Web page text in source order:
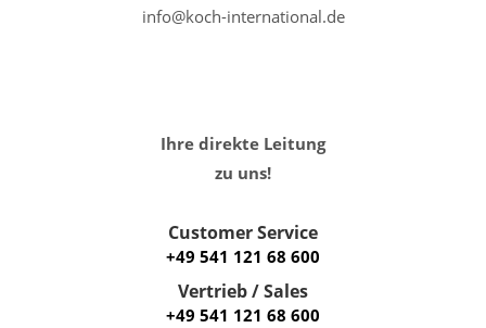
info@koch-international.de
Ihre direkte Leitung
zu uns!
Customer Service
+49 541 121 68 600
Vertrieb / Sales
+49 541 121 68 600